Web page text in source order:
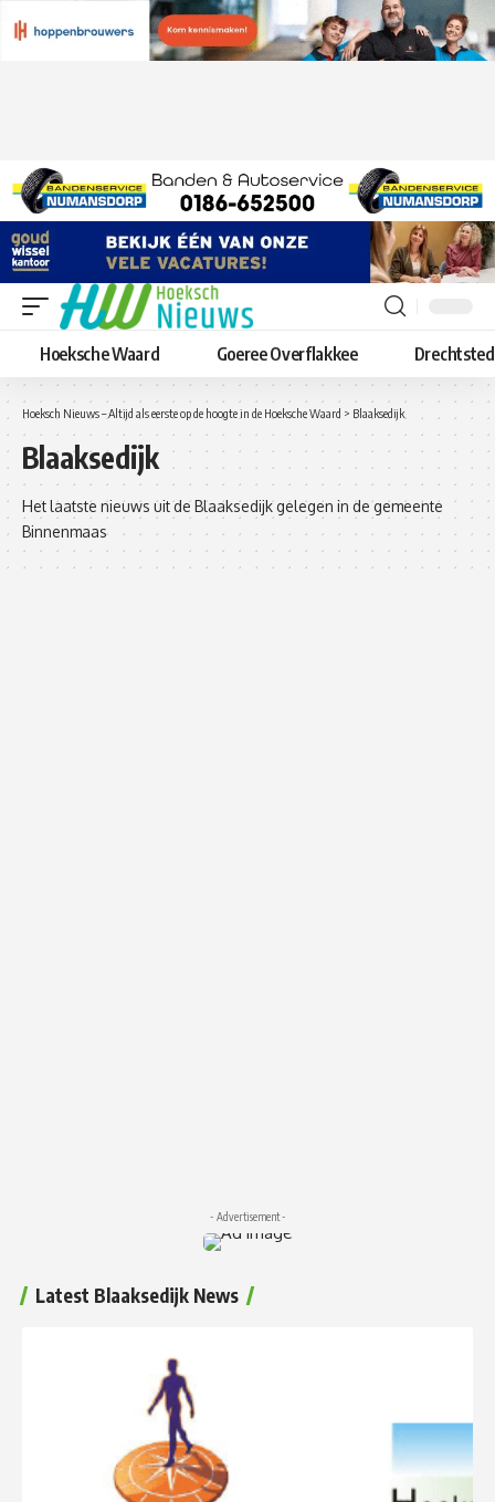
Hoeksche Waard Goeree Overflakkee
Hoeksch Nieuws – Altijd als eerste op de hoogte in de Hoeksche Waard > Blaaksedijk
Blaaksedijk
Het laatste nieuws uit de Blaaksedijk gelegen in de gemeente
Binnenmaas
- Advertisement -
Latest Blaaksedijk News